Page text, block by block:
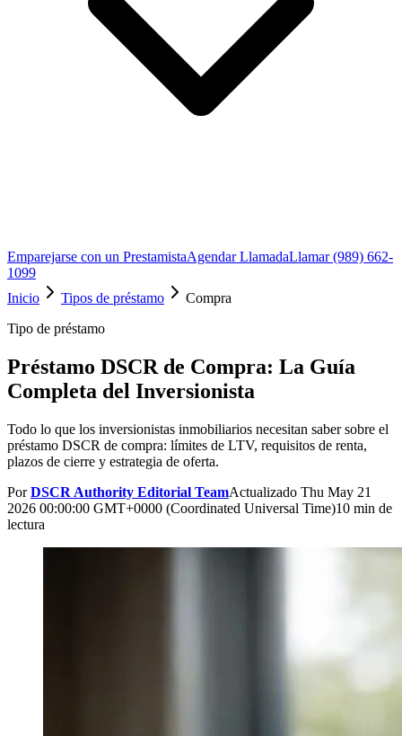
Emparejarse con un PrestamistaAgendar LlamadaLlamar (989) 662-
1099
Inicio
Tipos de préstamo
Compra
Tipo de préstamo
Préstamo DSCR de Compra: La Guía
Completa del Inversionista
Todo lo que los inversionistas inmobiliarios necesitan saber sobre el
préstamo DSCR de compra: límites de LTV, requisitos de renta,
plazos de cierre y estrategia de oferta.
PorDSCR Authority Editorial TeamActualizado Thu May 21
2026 00:00:00 GMT+0000 (Coordinated Universal Time)10 min de
lectura